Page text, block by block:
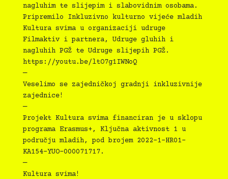
nagluhim te slijepim i slabovidnim osobama.
Pripremilo Inkluzivno kulturno vijeće mladih
Kultura svima u organizaciji udruge
Filmaktiv i partnera, Udruge gluhih i
nagluhih PGŽ te Udruge slijepih PGŽ.
https://youtu.be/ltO7g1IWNoQ
—
Veselimo se zajedničkoj gradnji inkluzivnije
zajednice!
—
Projekt Kultura svima financiran je u sklopu
programa Erasmus+, Ključna aktivnost 1 u
području mladih, pod brojem 2022-1-HR01-
KA154-YUO-000071717.
—
Kultura svima!